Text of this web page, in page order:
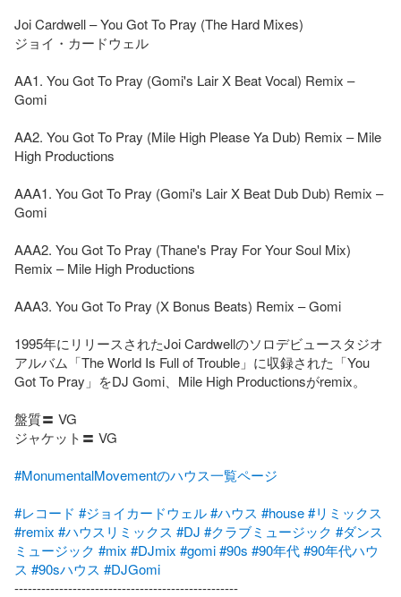
Joi Cardwell – You Got To Pray (The Hard Mixes)
ジョイ・カードウェル
AA1. You Got To Pray (Gomi's Lair X Beat Vocal) Remix –
Gomi
AA2. You Got To Pray (Mile High Please Ya Dub) Remix – Mile
High Productions
AAA1. You Got To Pray (Gomi's Lair X Beat Dub Dub) Remix –
Gomi
AAA2. You Got To Pray (Thane's Pray For Your Soul Mix)
Remix – Mile High Productions
AAA3. You Got To Pray (X Bonus Beats) Remix – Gomi
1995年にリリースされたJoi Cardwellのソロデビュースタジオ
アルバム「The World Is Full of Trouble」に収録された「You
Got To Pray」をDJ Gomi、Mile High Productionsがremix。
盤質〓 VG
ジャケット〓 VG
#MonumentalMovementのハウス一覧ページ
#レコード #ジョイカードウェル#ハウス #house#リミックス
#remix #ハウスリミックス #DJ #クラブミュージック #ダンス
ミュージック #mix #DJmix #gomi#90s #90年代#90年代ハウ
ス #90sハウス #DJGomi
--------------------------------------------------